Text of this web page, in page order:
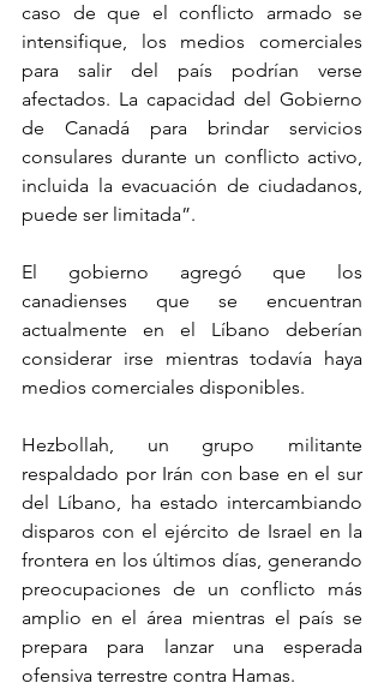
caso de que el conflicto armado se
intensifique, los medios comerciales
para salir del país podrían verse
afectados. La capacidad del Gobierno
de Canadá para brindar servicios
consulares durante un conflicto activo,
incluida la evacuación de ciudadanos,
puede ser limitada”.
El gobierno agregó que los
canadienses que se encuentran
actualmente en el Líbano deberían
considerar irse mientras todavía haya
medios comerciales disponibles.
Hezbollah, un grupo militante
respaldado por Irán con base en el sur
del Líbano, ha estado intercambiando
disparos con el ejército de Israel en la
frontera en los últimos días, generando
preocupaciones de un conflicto más
amplio en el área mientras el país se
prepara para lanzar una esperada
ofensiva terrestre contra Hamas.